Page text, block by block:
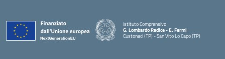
Istituto Comprensivo
G. Lombardo Radice - E. Fermi
Custonaci (TP) - San Vito Lo Capo (TP)
— Visita la pagina iniziale della scuola